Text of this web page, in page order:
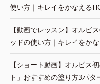
使い方｜キレイをかなえる
【動画でレッスン】オルビ
ッドの使い方｜キレイをか
【ショート動画】オルビス
ト」おすすめの塗り方3パタ